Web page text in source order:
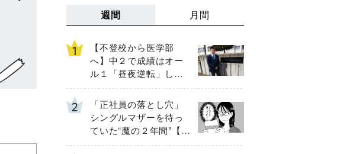
週間 月間
【不登校から医学部
へ】中２で成績はオー
ル１「昼夜逆転」した
わが子を”夜遊び”に連れ
出した母の気づき
「正社員の落とし穴」
シングルマザーを待っ
ていた“魔の２年間”【後
編】